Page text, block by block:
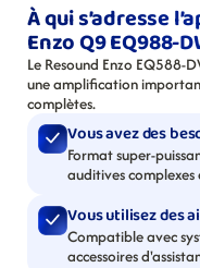
À qui s’adresse
Enzo Q9 EQ988-
Le Resound Enzo EQ588-
une amplification
complètes.
Vous avez des
Format super-
auditives
Vous utilisez des
Compatible avec
accessoires